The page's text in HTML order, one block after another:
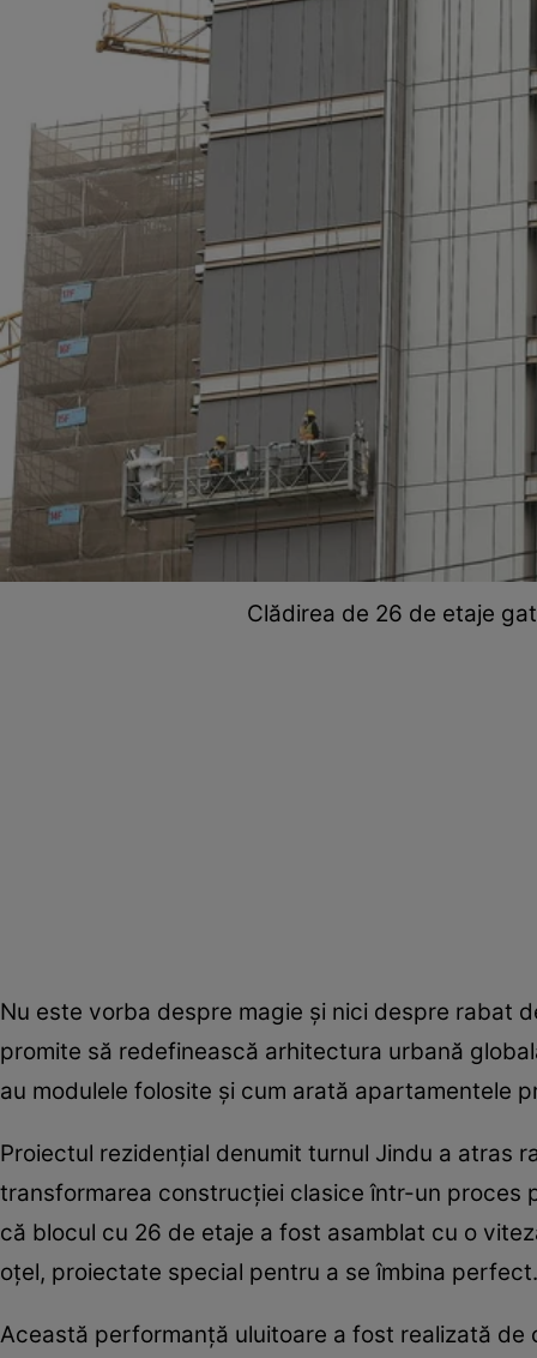
Clădirea de 26 de etaje
Nu este vorba despre magie și nici despre rabat
promite să redefinească arhitectura urbană
au modulele folosite și cum arată apartamentele
Proiectul rezidențial denumit turnul Jindu a atras
transformarea construcției clasice într-un proces
că blocul cu 26 de etaje a fost asamblat cu o
oțel, proiectate special pentru a se îmbina perfect.
Această performanță uluitoare a fost realizată de